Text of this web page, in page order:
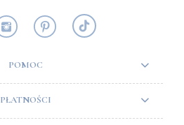
POMOC
PŁATNOŚCI